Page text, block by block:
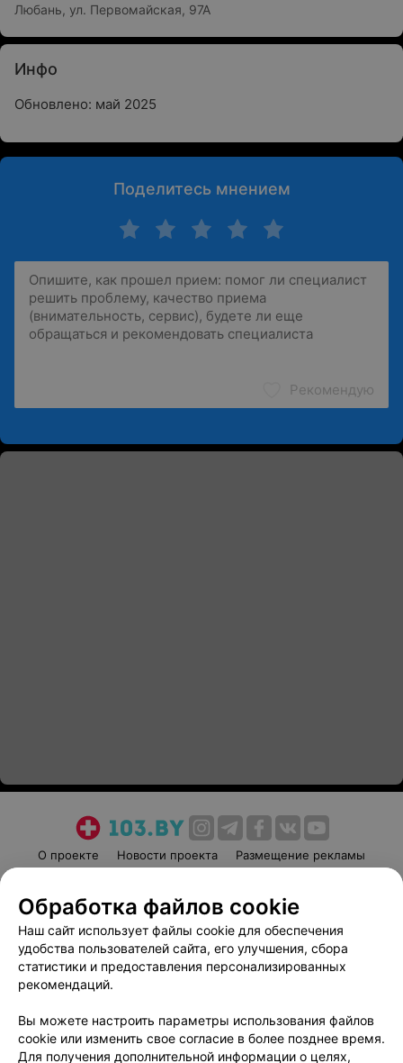
Любань, ул. Первомайская, 97А
Инфо
Обновлено: май 2025
Поделитесь мнением
Рекомендую
О проекте Новости проекта
Размещение рекламы
Пользовательское соглашение
Способы оплаты
Вакансии
Партнеры
Написать руководителю 103.by
Обработка персональных данных
Обработка файлов cookie
Наш сайт использует файлы cookie для обеспечения
удобства пользователей сайта, его улучшения, сбора
статистики и предоставления персонализированных
рекомендаций.
Вы можете настроить параметры использования файлов
cookie или изменить свое согласие в более позднее время.
Для получения дополнительной информации о целях,